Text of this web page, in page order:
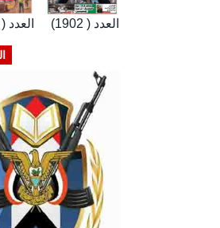
العدد ( العدد ( 1902)